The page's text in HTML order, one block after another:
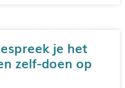
je het
zelf-doen op